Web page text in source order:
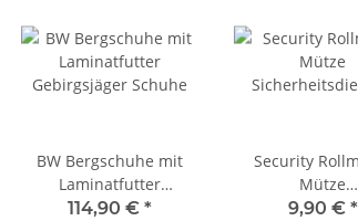
BW Bergschuhe mit
Laminatfutter
Gebirgsjäger Schuhe
114,90 € *
Security
Mütze
9,90 € *